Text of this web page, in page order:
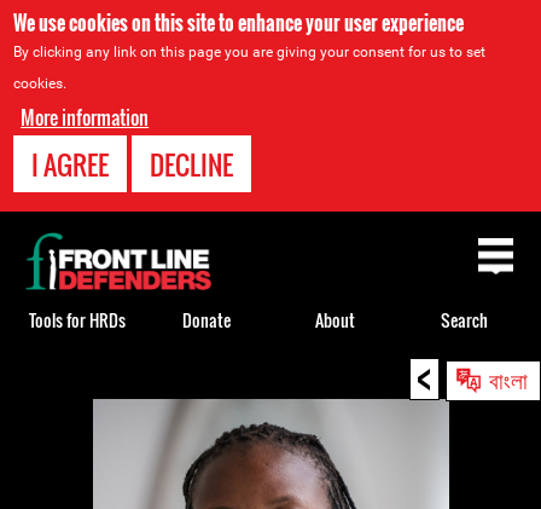
We use cookies on this site to enhance your user experience
By clicking any link on this page you are giving your consent for us to set
cookies.
More information
I AGREE DECLINE
< বাংলা
Back
to
top
Tools for HRDs Donate About Search